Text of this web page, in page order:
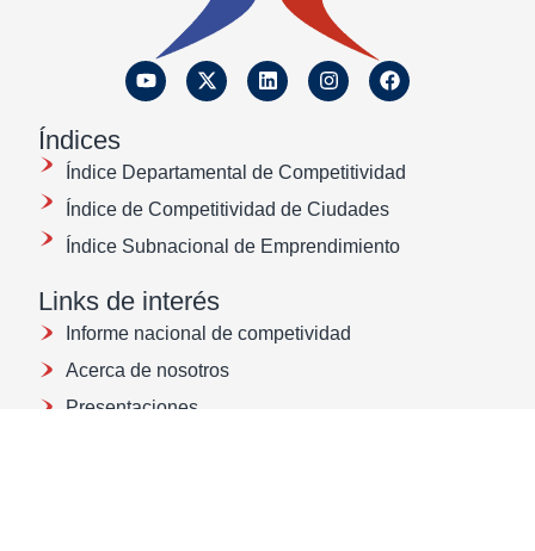
Índices
Índice Departamental de Competitividad
Índice de Competitividad de Ciudades
Índice Subnacional de Emprendimiento
Links de interés
Informe nacional de competividad
Acerca de nosotros
Presentaciones